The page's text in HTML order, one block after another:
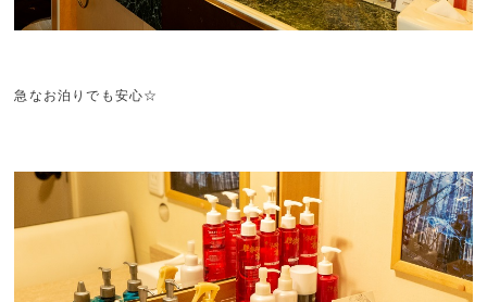
急なお泊りでも安心☆